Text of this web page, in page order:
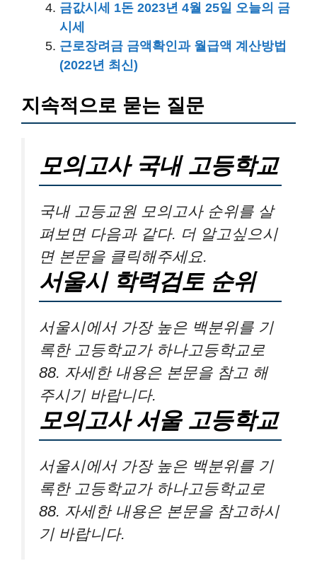
금값시세 1돈 2023년 4월 25일 오늘의 금
시세
근로장려금 금액확인과 월급액 계산방법
(2022년 최신)
지속적으로 묻는 질문
모의고사 국내 고등학교
국내 고등교원 모의고사 순위를 살
펴보면 다음과 같다. 더 알고싶으시
면 본문을 클릭해주세요.
서울시 학력검토 순위
서울시에서 가장 높은 백분위를 기
록한 고등학교가 하나고등학교로
88. 자세한 내용은 본문을 참고 해
주시기 바랍니다.
모의고사 서울 고등학교
서울시에서 가장 높은 백분위를 기
록한 고등학교가 하나고등학교로
88. 자세한 내용은 본문을 참고하시
기 바랍니다.